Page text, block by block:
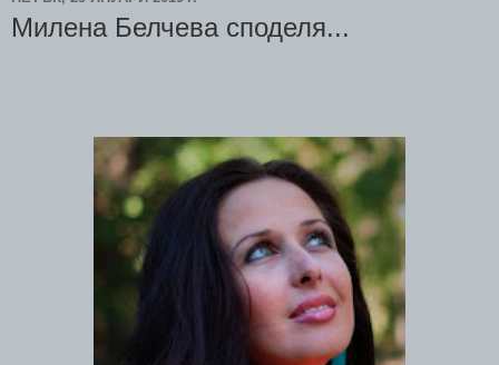
Милена Белчева споделя...